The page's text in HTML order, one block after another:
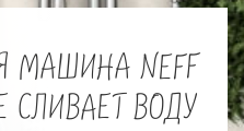
МАШИНА NEFF
СЛИВАЕТ ВОДУ